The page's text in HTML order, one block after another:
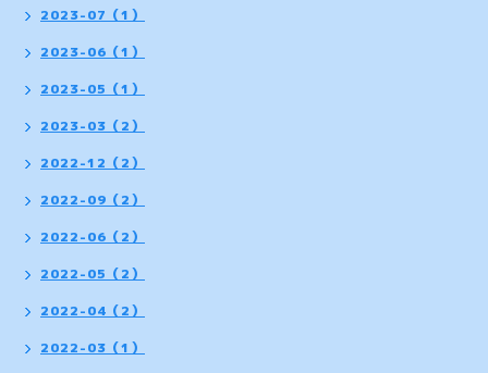
2023-07（1）
2023-06（1）
2023-05（1）
2023-03（2）
2022-12（2）
2022-09（2）
2022-06（2）
2022-05（2）
2022-04（2）
2022-03（1）